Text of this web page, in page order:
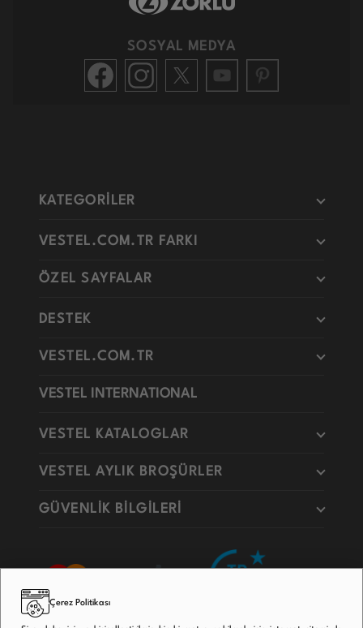
SOSYAL MEDYA
KATEGORİLER
VESTEL.COM.TR FARKI
ÖZEL SAYFALAR
DESTEK
VESTEL.COM.TR
VESTEL INTERNATIONAL
VESTEL KATALOGLAR
VESTEL AYLIK BROŞÜRLER
GÜVENLİK BİLGİLERİ
Çerez Politikası